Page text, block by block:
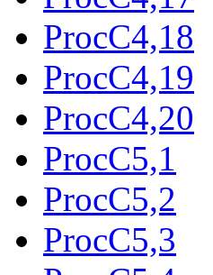
ProcC4,18
ProcC4,19
ProcC4,20
ProcC5,1
ProcC5,2
ProcC5,3